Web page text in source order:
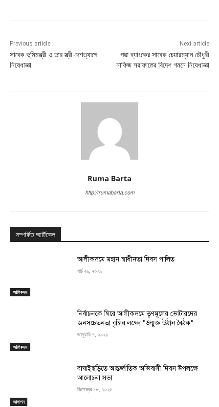
Previous article
সাবেক ভূমিমন্ত্রী ও তার স্ত্রী দেশত্যাগে
নিষেধাজ্ঞা
Next article
পদ্মা ব্যাংকের সাবেক চেয়ারম্যান চৌধুরী
নাফিজ সরাফাতের বিদেশ গমনে নিষেধাজ্ঞা
Ruma Barta
http://rumabarta.com
সম্পর্কিত আর্টিকেল
আলিকদম
‎আলীকদমে মহান স্বাধীনতা দিবস পালিত
মার্চ ২৬, ২০২৬
আলিকদম
নির্বাচনকে ঘিরে আলীকদমে তৃণমূলের ভোটারদের
জনসচেতনতা বৃদ্ধির লক্ষ্যে “উন্মুক্ত উঠান বৈঠক”
জানুয়ারি ৭, ২০২৬
আলাপন
বাঘাইছড়িতে আন্তর্জাতিক অভিবাসী দিবস উপলক্ষে
আলোচনা সভা
ডিসেম্বর ১৮, ২০২৫